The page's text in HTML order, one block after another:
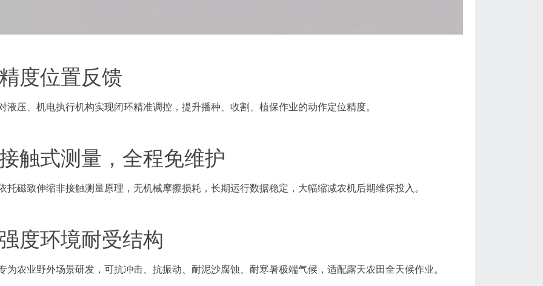
度位置反馈
液压、机电执行机构实现闭环精准调控，提升播种、收割、植保作业的动作定位精度。
触式测量，全程免维护
托磁致伸缩非接触测量原理，无机械摩擦损耗，长期运行数据稳定，大幅缩减农机后期维保投入。
度环境耐受结构
为农业野外场景研发，可抗冲击、抗振动、耐泥沙腐蚀、耐寒暑极端气候，适配露天农田全天候作业。